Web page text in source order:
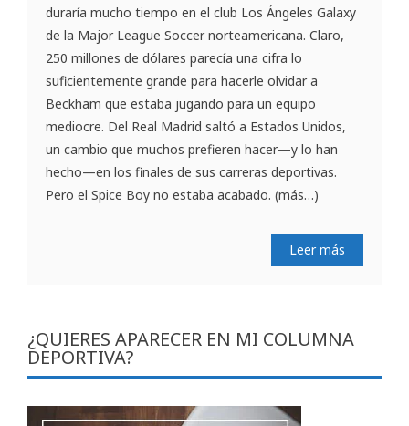
duraría mucho tiempo en el club Los Ángeles Galaxy
de la Major League Soccer norteamericana. Claro,
250 millones de dólares parecía una cifra lo
suficientemente grande para hacerle olvidar a
Beckham que estaba jugando para un equipo
mediocre. Del Real Madrid saltó a Estados Unidos,
un cambio que muchos prefieren hacer—y lo han
hecho—en los finales de sus carreras deportivas.
Pero el Spice Boy no estaba acabado. (más…)
Leer más
¿QUIERES APARECER EN MI COLUMNA
DEPORTIVA?